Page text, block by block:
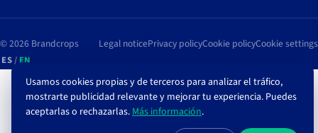
© 2026 Brandcrops Legal noticePrivacy policyCookie policyCookie settings
ES/ EN
Usamos cookies propias y de terceros para analizar el tráfico,
mostrarte publicidad relevante y mejorar tu experiencia. Puedes
aceptarlas o rechazarlas.Más información.